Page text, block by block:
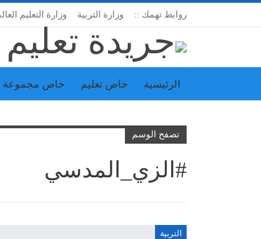
روابط تهمك :: وزارة التربية وزارة التعليم
الرئيسية خاص تعليم خاص مجموعة
تصفح الوسم
#الزي_المدسي
التربية